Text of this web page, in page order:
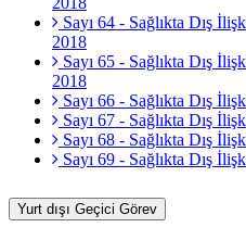
Sayı 64 - Sağlıkta Dış
2018
Sayı 65 - Sağlıkta Dış
2018
Sayı 66 - Sağlıkta Dış
Sayı 67 - Sağlıkta Dış
Sayı 68 - Sağlıkta Dış
Sayı 69 - Sağlıkta Dış
Yurt dışı Geçici Görev